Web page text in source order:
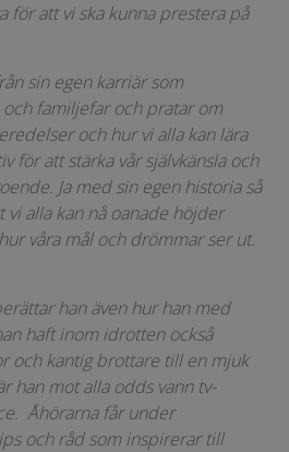
för att vi ska kunna prestera på
sin egen karriär som
familjefar och pratar om
och hur vi alla kan lära
för att stärka vår självkänsla och
Ja med sin egen historia så
alla kan nå oanade höjder
våra mål och drömmar ser ut.
han även hur han med
haft inom idrotten också
och kantig brottare till en mjuk
han mot alla odds vann tv-
Åhörarna får under
och råd som inspirerar till